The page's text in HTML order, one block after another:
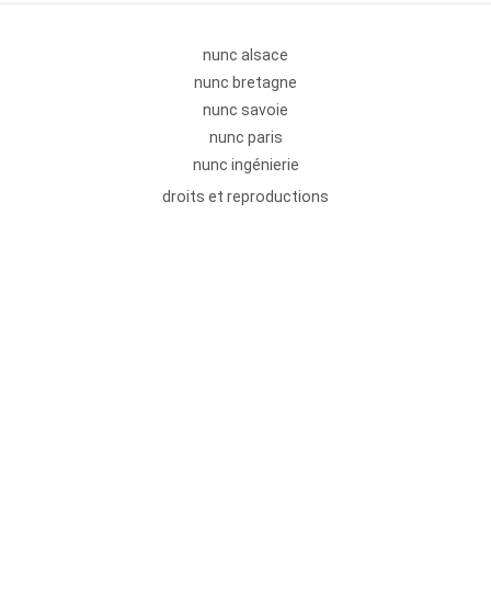
nunc alsace
nunc bretagne
nunc savoie
nunc paris
nunc ingénierie
droits et reproductions